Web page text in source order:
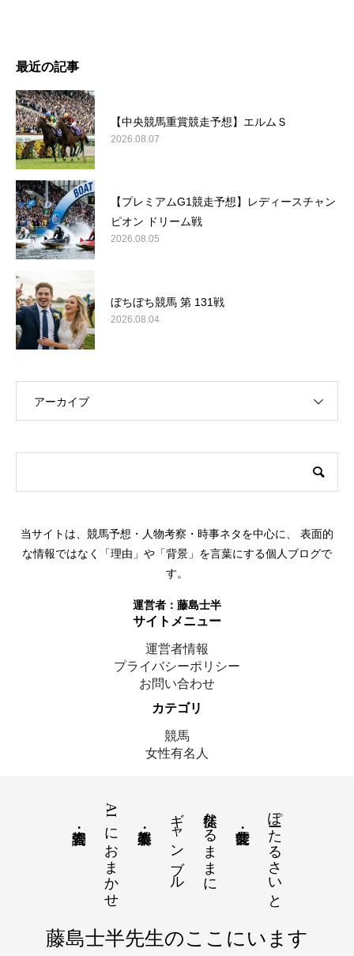
最近の記事
【中央競馬重賞競走予想】エルムＳ
2026.08.07
【プレミアムG1競走予想】レディースチャン
ピオン ドリーム戦
2026.08.05
ぼちぼち競馬 第 131戦
2026.08.04
アーカイブ
当サイトは、競馬予想・人物考察・時事ネタを中心に、 表面的
な情報ではなく「理由」や「背景」を言葉にする個人ブログで
す。
運営者： 藤島士半
サイトメニュー
運営者情報
プライバシーポリシー
お問い合わせ
カテゴリ
競馬
女性有名人
© 2025 藤島士半｜ここにいます ぽーたるさいと
徒然なるままに
ギャンブル
AIにおまかせ
藤島士半先生のここにいます